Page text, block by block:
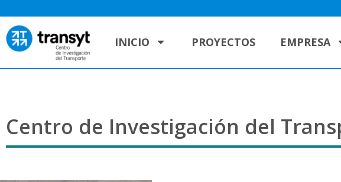
INICIO PROYECTOS EMPRESA
Centro de Investigación del